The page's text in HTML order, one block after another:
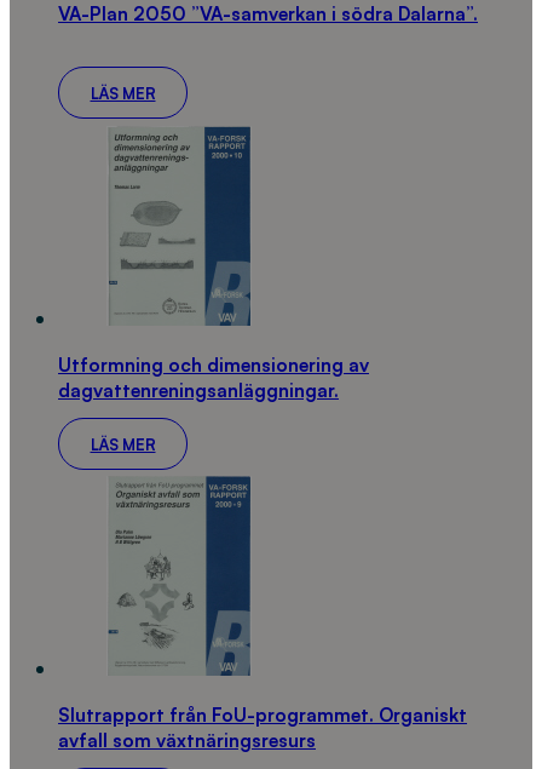
VA-Plan 2050 ”VA-samverkan i södra Dalarna”.
LÄS MER
Utformning och dimensionering av
dagvattenreningsanläggningar.
LÄS MER
Slutrapport från FoU-programmet. Organiskt
avfall som växtnäringsresurs